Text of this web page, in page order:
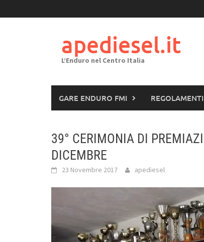
al
apediesel.it
L’Enduro nel Centro Italia
GARE ENDURO FMI
39° CERIMONIA DI
DICEMBRE
23 Novembre 2017 apediesel